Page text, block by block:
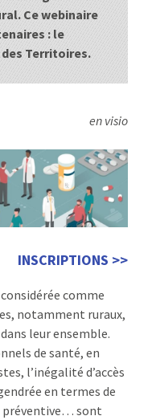
Ce webinaire
: le
des Territoires.
en visio
INSCRIPTIONS >>
comme
notamment ruraux,
leur ensemble.
de santé, en
l’inégalité d’accès
en termes de
préventive… sont